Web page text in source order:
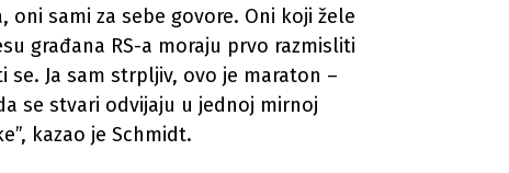
oni sami za sebe govore. Oni koji žele
građana RS-a moraju prvo razmisliti
Ja sam strpljiv, ovo je maraton –
se stvari odvijaju u jednoj mirnoj
kazao je Schmidt.